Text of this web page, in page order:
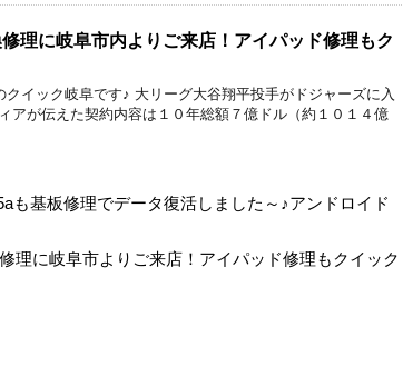
理に岐阜市内よりご来店！アイパッド修理もク
イック岐阜です♪ 大リーグ大谷翔平投手がドジャーズに入
アが伝えた契約内容は１０年総額７億ドル（約１０１４億
も基板修理でデータ復活しました～♪アンドロイド
理に岐阜市よりご来店！アイパッド修理もクイック